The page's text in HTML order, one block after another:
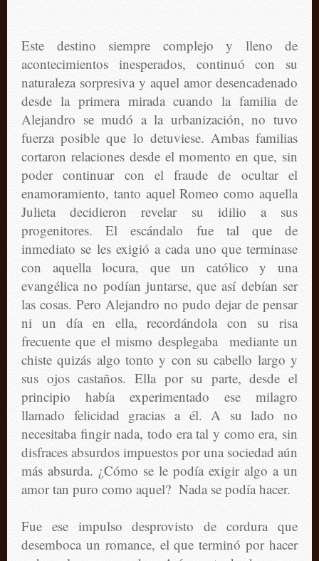
Este destino siempre complejo y lleno de
acontecimientos inesperados, continuó con su
naturaleza sorpresiva y aquel amor desencadenado
desde la primera mirada cuando la familia de
Alejandro se mudó a la urbanización, no tuvo
fuerza posible que lo detuviese. Ambas familias
cortaron relaciones desde el momento en que, sin
poder continuar con el fraude de ocultar el
enamoramiento, tanto aquel Romeo como aquella
Julieta decidieron revelar su idilio a sus
progenitores. El escándalo fue tal que de
inmediato se les exigió a cada uno que terminase
con aquella locura, que un católico y una
evangélica no podían juntarse, que así debían ser
las cosas. Pero Alejandro no pudo dejar de pensar
ni un día en ella, recordándola con su risa
frecuente que el mismo desplegaba mediante un
chiste quizás algo tonto y con su cabello largo y
sus ojos castaños. Ella por su parte, desde el
principio había experimentado ese milagro
llamado felicidad gracias a él. A su lado no
necesitaba fingir nada, todo era tal y como era, sin
disfraces absurdos impuestos por una sociedad aún
más absurda. ¿Cómo se le podía exigir algo a un
amor tan puro como aquel? Nada se podía hacer.
Fue ese impulso desprovisto de cordura que
desemboca un romance, el que terminó por hacer